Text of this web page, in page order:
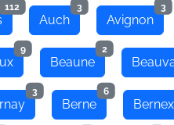
112
Auch
3
Avignon
3
9
Beaune
2
3
Berne
6
Bernex